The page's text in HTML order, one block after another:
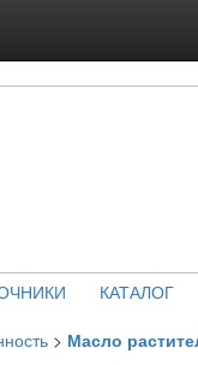
КАТАЛОГ
> Масло